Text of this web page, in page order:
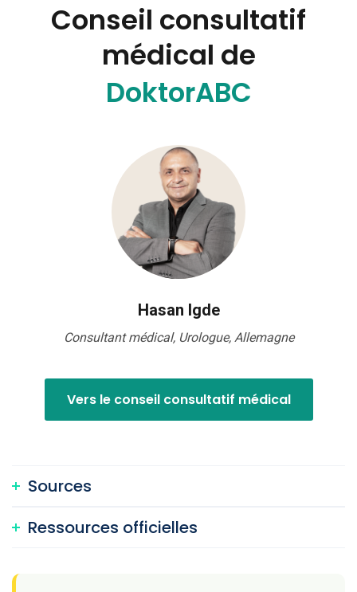
Conseil consultatif
médical de
DoktorABC
Hasan Igde
Consultant médical, Urologue, Allemagne
Vers le conseil consultatif médical
Sources
Ressources officielles